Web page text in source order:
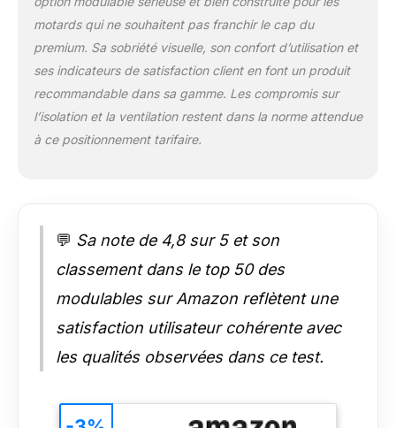
Coolmax : excellente
gestion de l'humidité,
haute respirabilité,
hypoallergénique et
Intérieur entièrement
démontable et
lavable / Compatible
motards qui ne souhaitent pas franchir le cap du
premium. Sa sobriété visuelle, son confort d’utilisation et
ses indicateurs de satisfaction client en font un produit
recommandable dans sa gamme. Les compromis sur
l’isolation et la ventilation restent dans la norme attendue
à ce positionnement tarifaire.
💬 Sa note de 4,8 sur 5 et son
classement dans le top 50 des
modulables sur Amazon reflètent une
satisfaction utilisateur cohérente avec
les qualités observées dans ce test.